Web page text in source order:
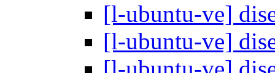
[l-ubuntu-ve]
[l-ubuntu-ve]